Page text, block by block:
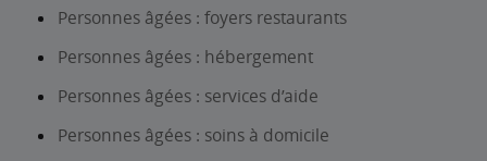
Personnes âgées : foyers restaurants
Personnes âgées : hébergement
Personnes âgées : services d’aide
Personnes âgées : soins à domicile